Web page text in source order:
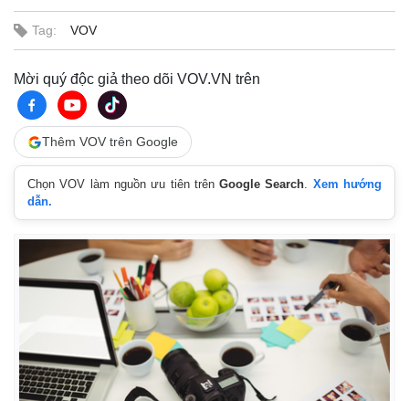
Tag: VOV
Mời quý độc giả theo dõi VOV.VN trên
Thêm VOV trên Google
Chọn VOV làm nguồn ưu tiên trênGoogle Search. Xem hướng
dẫn.